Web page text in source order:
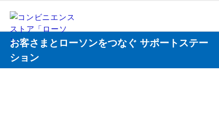
お客さまとローソンをつなぐ サポートステー
ション